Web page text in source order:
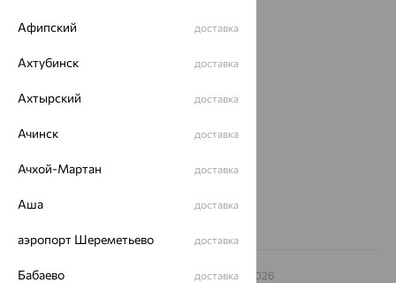
Магазины и доставка
ул. Зегеля, 27/2
Другие города
Заказать звонок
© ООО «Ювелирный дом «Кристалл»,2009 – 2026
Афипский доставка
Ахтубинск доставка
Ахтырский доставка
Ачинск доставка
Ачхой-Мартан доставка
Аша доставка
аэропорт Шереметьево доставка
Бабаево доставка